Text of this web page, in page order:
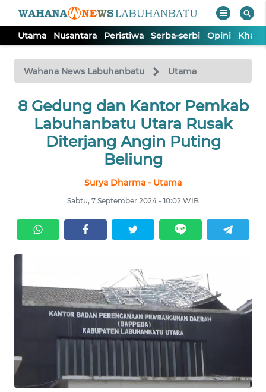
Utama Nusantara Peristiwa Serba-serbi Opini Khas
Wahana News Labuhanbatu Utama
8 Gedung dan Kantor Pemkab
Labuhanbatu Utara Rusak
Diterjang Angin Puting
Beliung
Surya Dharma - Utama
Sabtu, 7 September 2024 - 10:02 WIB
TV
Tutup
UTAMA
NUSANTARA
SERBI
KHAS
BERITA
KONTAK